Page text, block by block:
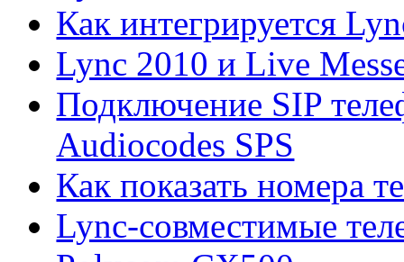
Как интегрируется
Lync 2010 и Live
Подключение SIP
Audiocodes SPS
Как показать номера
Lync-совместимые